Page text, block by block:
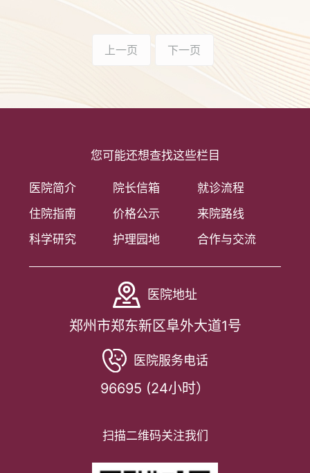
上一页 下一页
您可能还想查找这些栏目
医院简介 院长信箱
就诊流程
住院指南
价格公示
来院路线
科学研究
护理园地 合作与交流
医院地址
郑州市郑东新区阜外大道1号
医院服务电话
96695 (24小时）
扫描二维码关注我们